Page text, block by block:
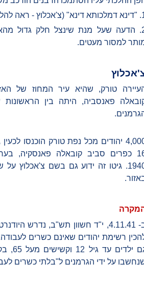
- ראה להלן).
2. הדעה שעל מנת שינצל חלק גדול
למסור מעטים.
טורק, שהיא עיר המחוז של
פאנסביה, היתה בין
4,000 יהודים מכל נפת טורק הוכנסו
16 כפרים סביב קובאלה פאנסקיה,
1940. גיטו זה ידוע גם בשם צ'אכלוץ
ב- 4.11.41, י"ד חשוון תש"ב, נדרש
רשימת יהודים שאינם כשרים
גם
על ידי הגרמנים ל"בלתי כשרים